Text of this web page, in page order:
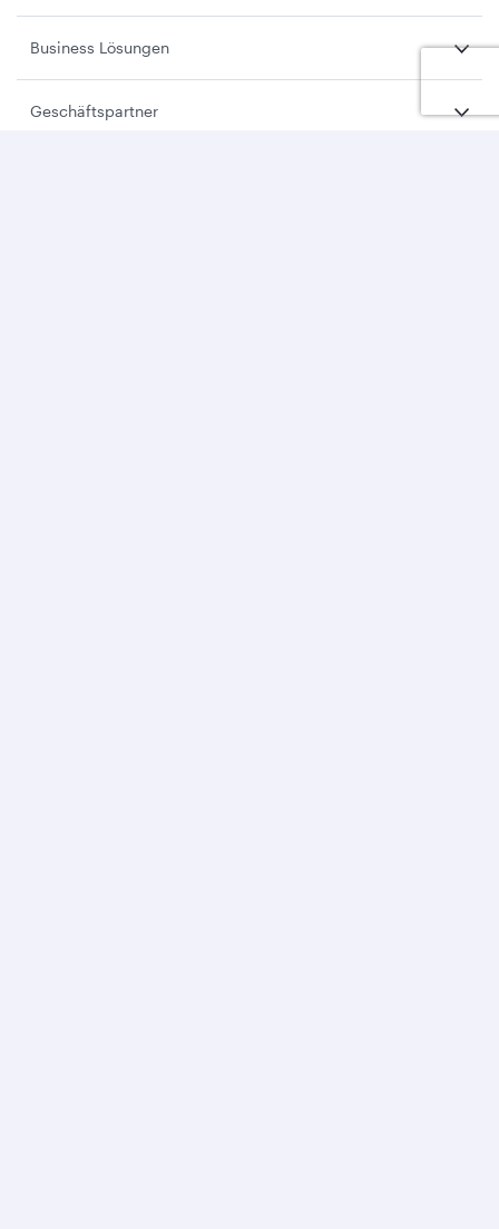
Business Lösungen
Geschäftspartner